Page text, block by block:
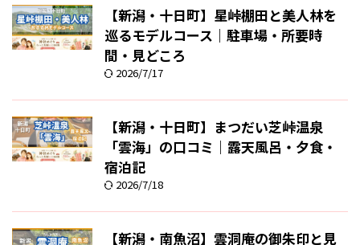
【新潟・十日町】星峠棚田と美人林を
巡るモデルコース｜駐車場・所要時
間・見どころ
2026/7/17
【新潟・十日町】まつだい芝峠温泉
「雲海」の口コミ｜露天風呂・夕食・
宿泊記
2026/7/18
【新潟・南魚沼】雲洞庵の御朱印と見